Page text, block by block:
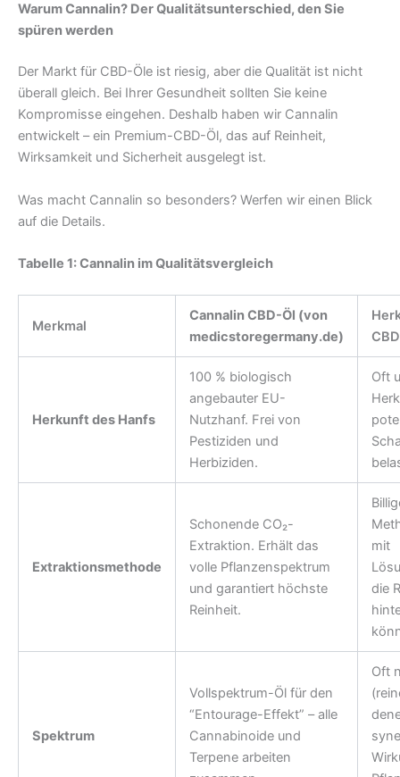
Warum Cannalin? Der Qualitätsunterschied, den Sie
spüren werden
Der Markt für CBD-Öle ist riesig, aber die Qualität ist nicht
überall gleich. Bei Ihrer Gesundheit sollten Sie keine
Kompromisse eingehen. Deshalb haben wir Cannalin
entwickelt – ein Premium-CBD-Öl, das auf Reinheit,
Wirksamkeit und Sicherheit ausgelegt ist.
Was macht Cannalin so besonders? Werfen wir einen Blick
auf die Details.
Tabelle 1: Cannalin im Qualitätsvergleich
Merkmal
Cannalin CBD-Öl (von
medicstoregermany.de)
Herkunft des Hanfs
100 % biologisch
angebauter EU-
Nutzhanf. Frei von
Pestiziden und
Herbiziden.
Oft
Extraktionsmethode
Schonende CO₂-
Extraktion. Erhält das
volle Pflanzenspektrum
und garantiert höchste
Reinheit.
mit
die
Spektrum
Vollspektrum-Öl für den
“Entourage-Effekt” – alle
Cannabinoide und
Terpene arbeiten
Oft